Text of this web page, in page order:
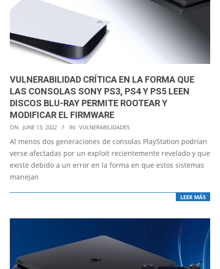
VULNERABILIDAD CRÍTICA EN LA FORMA QUE
LAS CONSOLAS SONY PS3, PS4 Y PS5 LEEN
DISCOS BLU-RAY PERMITE ROOTEAR Y
MODIFICAR EL FIRMWARE
2022-
06-
ON: JUNE 13, 2022 IN: VULNERABILIDADES
Al menos dos generaciones de consolas PlayStation podrían
verse afectadas por un exploit recientemente revelado y que
existe debido a un error en la forma en que estos sistemas
manejan
LEER MÁS